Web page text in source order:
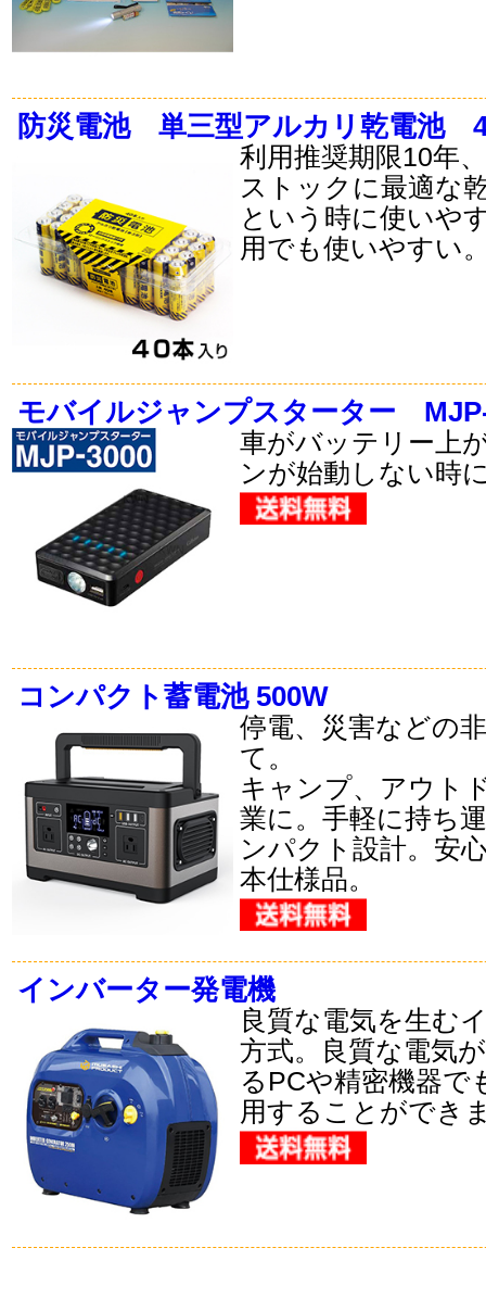
防災電池 単三型アルカリ乾電池
利用推奨期限10年
ストックに最適な
という時に使いや
用でも使いやすい
モバイルジャンプスターター
車がバッテリー上
ンが始動しない時
コンパクト蓄電池 500W
停電、災害などの
て。
キャンプ、アウト
業に。手軽に持ち
ンパクト設計。安
本仕様品。
インバーター発電機
良質な電気を生む
方式。良質な電気
るPCや精密機器で
用することができ